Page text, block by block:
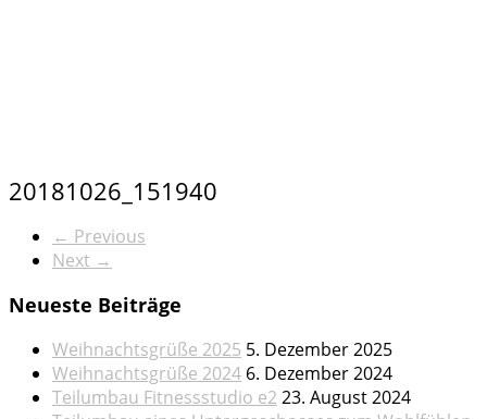
20181026_151940
← Previous
Next →
Neueste Beiträge
Weihnachtsgrüße 2025 5. Dezember 2025
Weihnachtsgrüße 2024 6. Dezember 2024
Teilumbau Fitnessstudio e2 23. August 2024